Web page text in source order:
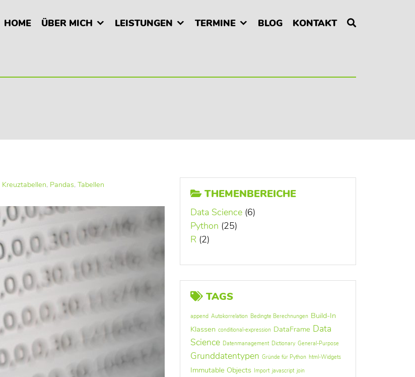
HOME ÜBER MICH LEISTUNGEN TERMINE BLOG KONTAKT
Kreuztabellen, Pandas, Tabellen
THEMENBEREICHE
Data Science (6)
Python (25)
R (2)
TAGS
append Autokorrelation Bedingte Berechnungen Build-In
Klassen conditional-expression DataFrame Data
Science Datenmanagement Dictionary General-Purpose
Grunddatentypen Gründe für Python html-Widgets
Immutable Objects Import javascript join